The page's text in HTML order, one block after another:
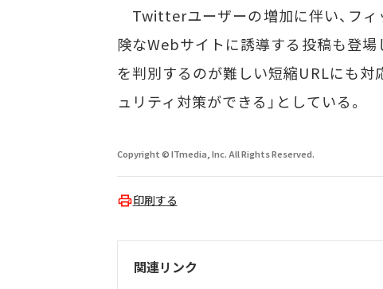
Twitterユーザーの増加に伴い、フィ
険なWebサイトに誘導する投稿も登場
を判別するのが難しい短縮URLにも対
ュリティ対策ができる」としている。
Copyright © ITmedia, Inc. All Rights Reserved.
印刷する
関連リンク